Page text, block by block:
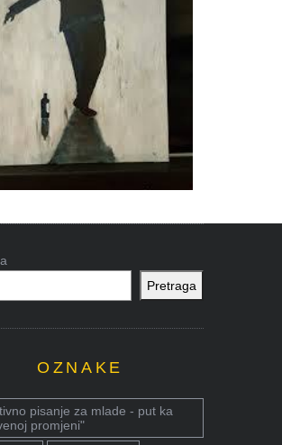
Pretraga
OZNAKE
pisanje za mlade - put ka
promjeni"